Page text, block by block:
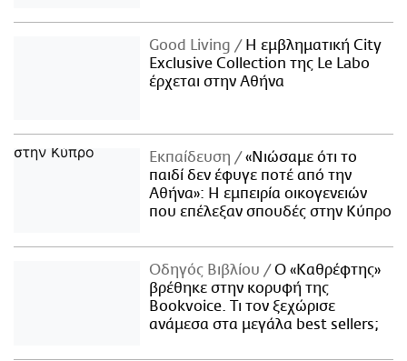
Good Living
Η εμβληματική City
Exclusive Collection της Le Labo
έρχεται στην Αθήνα
Εκπαίδευση
«Νιώσαμε ότι το
παιδί δεν έφυγε ποτέ από την
Αθήνα»: Η εμπειρία οικογενειών
που επέλεξαν σπουδές στην Κύπρο
Οδηγός Βιβλίου
Ο «Καθρέφτης»
βρέθηκε στην κορυφή της
Bookvoice. Τι τον ξεχώρισε
ανάμεσα στα μεγάλα best sellers;